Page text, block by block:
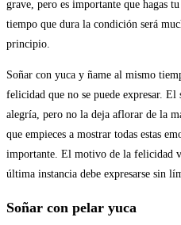
grave, pero es importante que hagas
tiempo que dura la condición será
principio.
Soñar con yuca y ñame al mismo
felicidad que no se puede expresar. El
alegría, pero no la deja aflorar de la
que empieces a mostrar todas estas
importante. El motivo de la felicidad
última instancia debe expresarse sin
Soñar con pelar yuca